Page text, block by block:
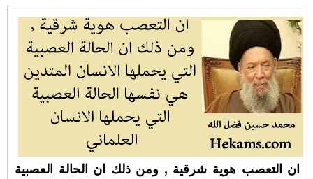
ان التعصب هوية شرقية , ومن ذلك ان الحالة العصبية